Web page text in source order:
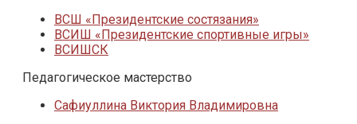
ВСШ «Президентские состязания»
ВСИШ «Президентские спортивные игры»
ВСИШСК
Педагогическое мастерство
Сафиуллина Виктория Владимировна